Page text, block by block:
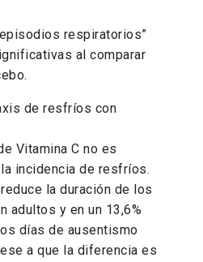
respiratorios”
al comparar
de resfríos con
Vitamina C no es
incidencia de resfríos.
la duración de los
adultos y en un 13,6%
días de ausentismo
a que la diferencia es